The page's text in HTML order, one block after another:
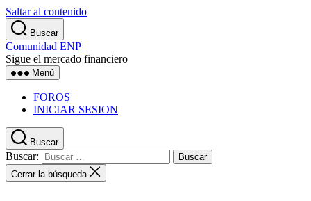
Saltar al contenido
Buscar
Comunidad ENP
Sigue el mercado financiero
Menú
FOROS
INICIAR SESION
Buscar
Buscar:
Cerrar la búsqueda